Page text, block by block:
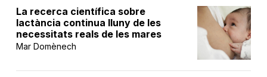
La recerca científica sobre
lactància continua lluny de les
necessitats reals de les mares
Mar Domènech